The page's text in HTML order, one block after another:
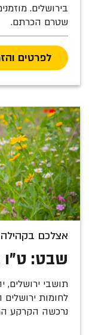
בירושלים.
שטרם הכרתם.
לפרטים
אצלכם בקהילה
שבט:
תושבי ירושלים,
לחומות ירושלים
נרכשה הקרקע